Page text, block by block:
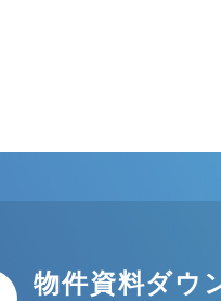
物件資料ダウ